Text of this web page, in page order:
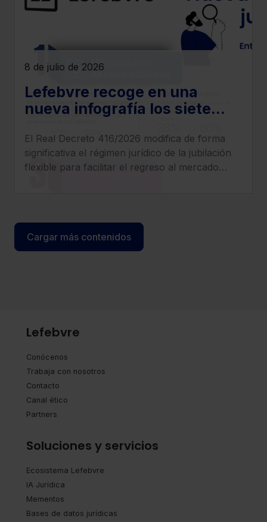
8 de julio de 2026
Lefebvre recoge en una
nueva infografía los siete
introduce el Real Decreto
416/2026
El Real Decreto 416/2026 modifica de forma
significativa el régimen jurídico de la jubilación
flexible para facilitar el regreso al mercado
determinados complementos.
Cargar más contenidos
Lefebvre
Conócenos
Trabaja con nosotros
Contacto
Canal ético
Partners
Soluciones y servicios
Ecosistema Lefebvre
IA Jurídica
Mementos
Bases de datos jurídicas